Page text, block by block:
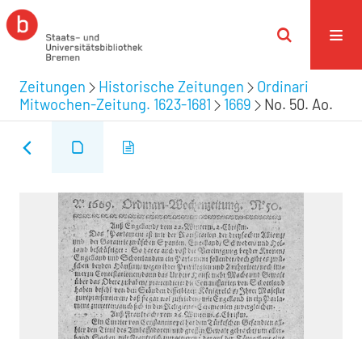
Zeitungen Historische Zeitungen
Ordinari
Mitwochen-Zeitung. 1623-1681
1669 No. 50. Ao.